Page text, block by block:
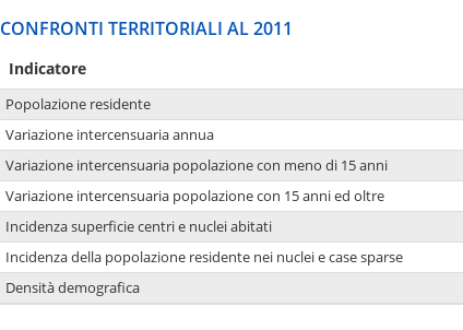
CONFRONTI TERRITORIALI AL 2011
Indicatore
Popolazione residente
Variazione intercensuaria annua
Variazione intercensuaria popolazione con meno di 15 anni
Variazione intercensuaria popolazione con 15 anni ed oltre
Incidenza superficie centri e nuclei abitati
Incidenza della popolazione residente nei nuclei e case sparse
Densità demografica